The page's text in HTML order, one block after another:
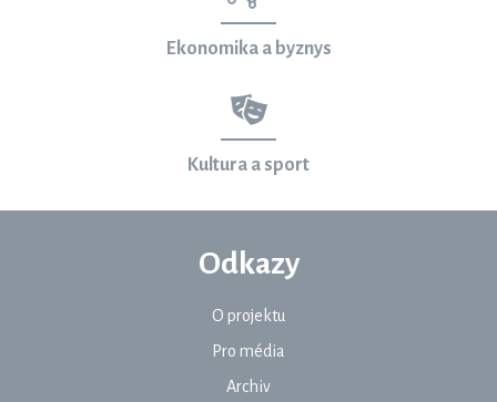
Ekonomika a byznys
Kultura a sport
Odkazy
O projektu
Pro média
Archiv